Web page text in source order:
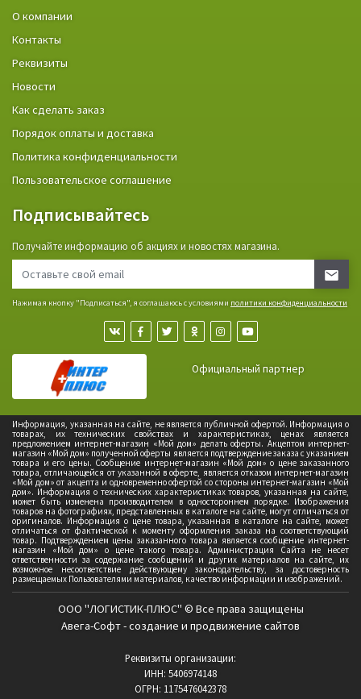
О компании
Контакты
Реквизиты
Новости
Как сделать заказ
Порядок оплаты и доставка
Политика конфиденциальности
Пользовательское соглашение
Подписывайтесь
Получайте информацию об акциях и новостях магазина.
Нажимая кнопку "Подписаться", я соглашаюсь с условиями политики конфиденциальности
Официальный партнер
Информация, указанная на сайте, не является публичной офертой. Информация о
товарах, их технических свойствах и характеристиках, ценах является
предложением интернет-магазин «Мой дом» делать оферты. Акцептом интернет-
магазин «Мой дом» полученной оферты является подтверждение заказа с указанием
товара и его цены. Сообщение интернет-магазин «Мой дом» о цене заказанного
товара, отличающейся от указанной в оферте, является отказом интернет-магазин
«Мой дом» от акцепта и одновременно офертой со стороны интернет-магазин «Мой
дом». Информация о технических характеристиках товаров, указанная на сайте,
может быть изменена производителем в одностороннем порядке. Изображения
товаров на фотографиях, представленных в каталоге на сайте, могут отличаться от
оригиналов. Информация о цене товара, указанная в каталоге на сайте, может
отличаться от фактической к моменту оформления заказа на соответствующий
товар. Подтверждением цены заказанного товара является сообщение интернет-
магазин «Мой дом» о цене такого товара. Администрация Сайта не несет
ответственности за содержание сообщений и других материалов на сайте, их
возможное несоответствие действующему законодательству, за достоверность
размещаемых Пользователями материалов, качество информации и изображений.
ООО "ЛОГИСТИК-ПЛЮС" © Все права защищены
Авега-Софт - создание и продвижение сайтов
Реквизиты организации:
ИНН: 5406974148
ОГРН: 1175476042378